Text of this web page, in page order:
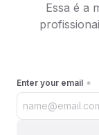
Essa é a
Enter your email